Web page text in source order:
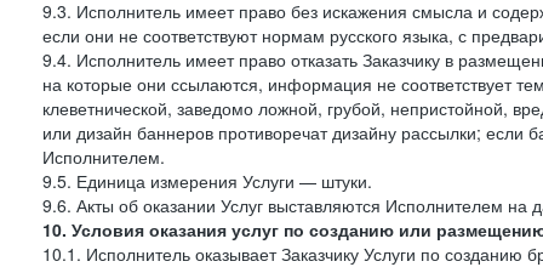
9.3. Исполнитель имеет право без искажения смысла и
если они не соответствуют нормам русского языка, с
9.4. Исполнитель имеет право отказать Заказчику в
на которые они ссылаются, информация не соответствует
клеветнической, заведомо ложной, грубой, непристойной,
или дизайн баннеров противоречат дизайну рассылки;
Исполнителем.
9.5. Единица измерения Услуги — штуки.
9.6. Акты об оказании Услуг выставляются Исполнителем на
10. Условия оказания услуг по созданию или
10.1. Исполнитель оказывает Заказчику Услуги по